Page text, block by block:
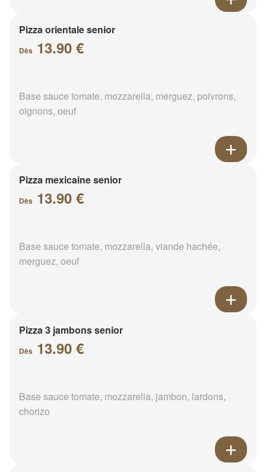
Pizza orientale senior
Dès 13.90 €
Base sauce tomate, mozzarella, merguez, poivrons,
oignons, oeuf
Pizza mexicaine senior
Dès 13.90 €
Base sauce tomate, mozzarella, viande hachée,
merguez, oeuf
Pizza 3 jambons senior
Dès 13.90 €
Base sauce tomate, mozzarella, jambon, lardons,
chorizo